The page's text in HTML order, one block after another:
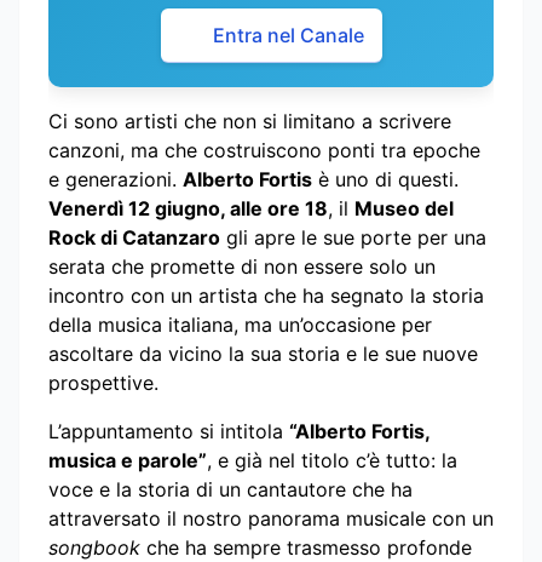
Entra nel Canale
Ci sono artisti che non si limitano a scrivere
canzoni, ma che costruiscono ponti tra epoche
e generazioni. Alberto Fortis è uno di questi.
Venerdì 12 giugno, alle ore 18, il Museo del
Rock di Catanzaro gli apre le sue porte per una
serata che promette di non essere solo un
incontro con un artista che ha segnato la storia
della musica italiana, ma un’occasione per
ascoltare da vicino la sua storia e le sue nuove
prospettive.
L’appuntamento si intitola “Alberto Fortis,
musica e parole”, e già nel titolo c’è tutto: la
voce e la storia di un cantautore che ha
attraversato il nostro panorama musicale con un
songbook che ha sempre trasmesso profonde